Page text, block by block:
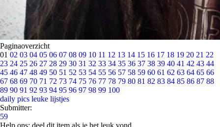
Paginaoverzicht
01 02 03 04 05 06 07 08 09 10 11 12 13 14 15 16 17 18 19 20 21 22
23 24 25 26 27 28 29 30 31 32 33 34 35 36 37 38 39 40 41 42 43 44
45 46 47 48 49 50 51 52 53 54 55 56 57 58 59 60 61 62 63 64 65 66
67 68 69 70 71 72 73 74 75 76 77 78 79 80 81 82 83 84 85 86 87 88
89 90 91 92 93 94 95 96 97 98 99 100
daily pics leuke lijstjes
Submitter:
59
Help ons; deel dit item als je het leuk vond